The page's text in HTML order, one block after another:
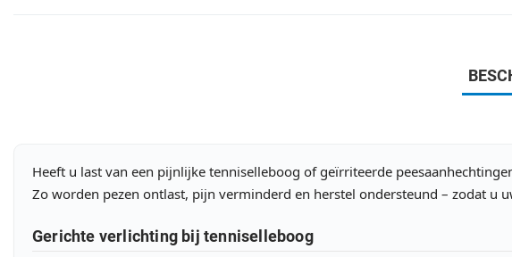
Heeft u last van een pijnlijke tenniselleboog of geïrriteerde
Zo worden pezen ontlast, pijn verminderd en herstel ondersteund – zodat u
Gerichte verlichting bij tenniselleboog